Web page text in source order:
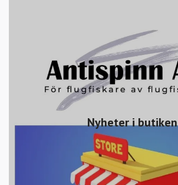
Nyheter i butiken